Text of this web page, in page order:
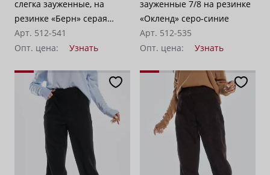
слегка зауженные, на
резинке «Берн» серая
клетка
Арт. 512-541
Опт. цена:
Узнать
зауженные 7/8 на резинке
«Окленд» серо-синие
Арт. 512-535
Опт. цена:
Узнать